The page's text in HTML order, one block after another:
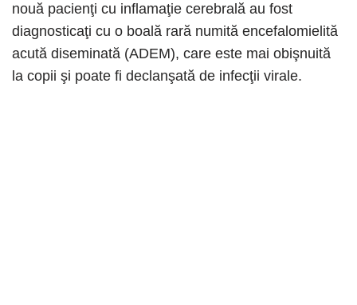
nouă pacienţi cu inflamaţie cerebrală au fost
diagnosticaţi cu o boală rară numită encefalomielită
acută diseminată (ADEM), care este mai obişnuită
la copii şi poate fi declanşată de infecţii virale.